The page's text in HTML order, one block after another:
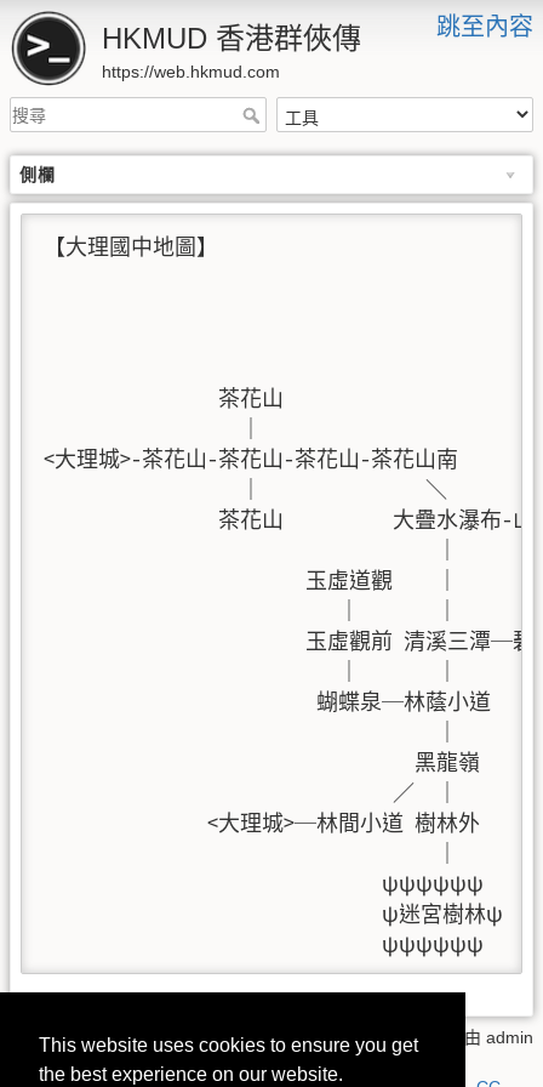
This website uses cookies to ensure you get
the best experience on our website.
跳至內容
HKMUD 香港群俠傳
https://web.hkmud.com
側欄
【大理國中地圖】
茶花山
｜
<大理城>-茶花山-茶花山-茶花山-茶花山南
｜               ＼
茶花山          大疊水瀑布-
｜
玉虛道觀    ｜
｜       ｜
玉虛觀前 清溪三潭─
                           ｜       ｜
                         蝴蝶泉─林蔭小道
                                    ｜
                                  黑龍嶺
                                ／  ｜
               <大理城>─林間小道 樹林外
                                    ｜
                               ψψψψψψ
                               ψ迷宮樹林ψ
                               ψψψψψψ
map_dalic.txt· 上一次變更:2018/05/27 14:11 由 admin